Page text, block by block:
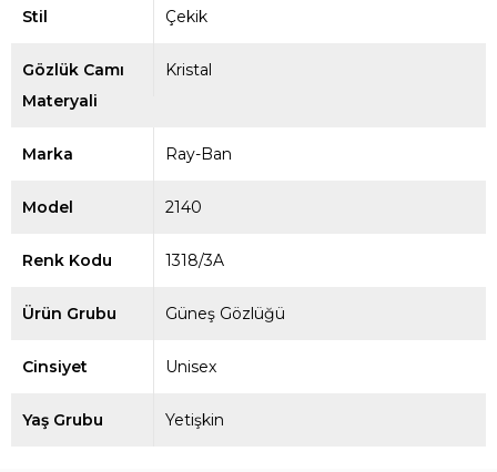
Stil Çekik
Gözlük Camı
Materyali
Kristal
Marka Ray-Ban
Model 2140
Renk Kodu 1318/3A
Ürün Grubu Güneş Gözlüğü
Cinsiyet Unisex
Yaş Grubu Yetişkin